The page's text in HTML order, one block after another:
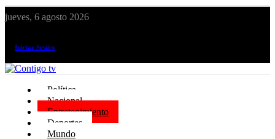
jueves, 6 agosto 2026
Iniciar Sesión
Política
Nacional
Entretenimiento
Deportes
Mundo